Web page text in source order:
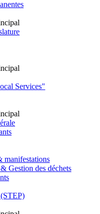
Services"
manifestations
Gestion des déchets